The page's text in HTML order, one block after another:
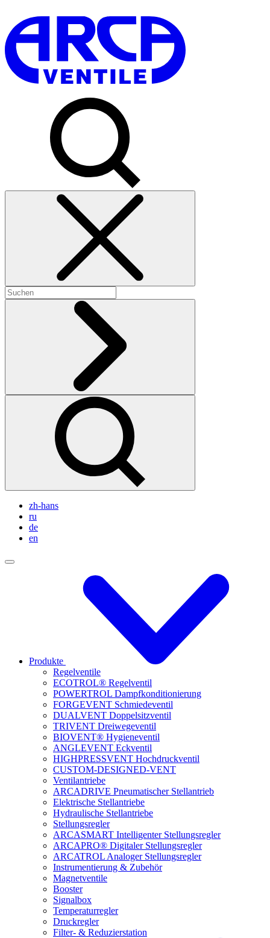
zh-hans
ru
de
en
Produkte
Regelventile
ECOTROL® Regelventil
POWERTROL Dampfkonditionierung
FORGEVENT Schmiedeventil
DUALVENT Doppelsitzventil
TRIVENT Dreiwegeventil
BIOVENT® Hygieneventil
ANGLEVENT Eckventil
HIGHPRESSVENT Hochdruckventil
CUSTOM-DESIGNED-VENT
Ventilantriebe
ARCADRIVE Pneumatischer Stellantrieb
Elektrische Stellantriebe
Hydraulische Stellantriebe
Stellungsregler
ARCASMART Intelligenter Stellungsregler
ARCAPRO® Digitaler Stellungsregler
ARCATROL Analoger Stellungsregler
Instrumentierung & Zubehör
Magnetventile
Booster
Signalbox
Temperaturregler
Druckregler
Filter- & Reduzierstation